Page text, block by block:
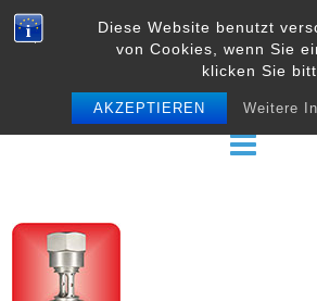
Diese Website benutzt
von Cookies, wenn Sie
klicken Sie
AKZEPTIEREN Weitere
Skip